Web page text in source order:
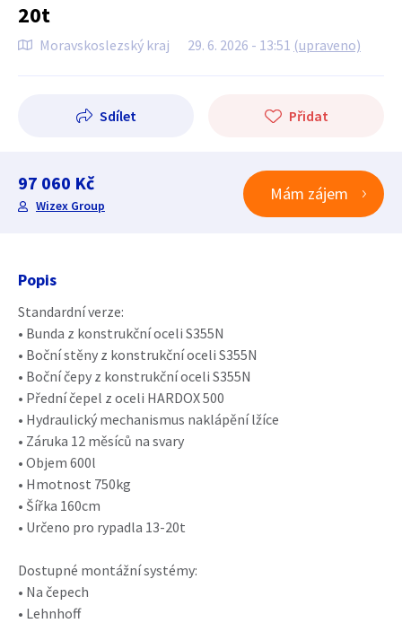
20t
Moravskoslezský kraj 29. 6. 2026 - 13:51 (upraveno)
Sdílet Přidat
97 060 Kč
Wizex Group
Mám zájem
Popis
Standardní verze:
• Bunda z konstrukční oceli S355N
• Boční stěny z konstrukční oceli S355N
• Boční čepy z konstrukční oceli S355N
• Přední čepel z oceli HARDOX 500
• Hydraulický mechanismus naklápění lžíce
• Záruka 12 měsíců na svary
• Objem 600l
• Hmotnost 750kg
• Šířka 160cm
• Určeno pro rypadla 13-20t
Dostupné montážní systémy:
• Na čepech
• Lehnhoff